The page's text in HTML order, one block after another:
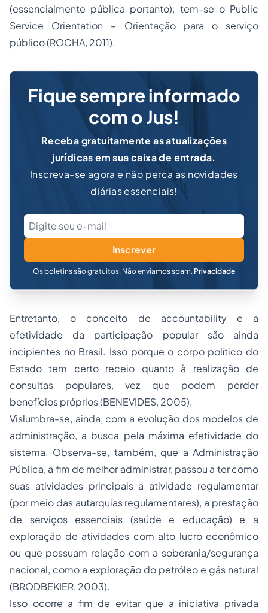
(essencialmente pública portanto), tem-se o Public
Service Orientation – Orientação para o serviço
público(ROCHA, 2011).
Fique sempre informado
com o Jus!
Receba gratuitamente as atualizações
jurídicas em sua caixa de entrada.
Inscreva-se agora e não perca as novidades
diárias essenciais!
Inscrever
Os boletins são gratuitos. Não enviamos spam. Privacidade
Entretanto, o conceito de accountability e a
efetividade da participação popular são ainda
incipientes no Brasil. Isso porque o corpo político do
Estado tem certo receio quanto à realização de
consultas populares, vez que podem perder
benefícios próprios (BENEVIDES, 2005).
Vislumbra-se, ainda, com a evolução dos modelos de
administração, a busca pela máxima efetividade do
sistema. Observa-se, também, que a Administração
Pública, a fim de melhor administrar, passou a ter como
suas atividades principais a atividade regulamentar
(por meio das autarquias regulamentares), a prestação
de serviços essenciais (saúde e educação) e a
exploração de atividades com alto lucro econômico
ou que possuam relação com a soberania/segurança
nacional, como a exploração do petróleo e gás natural
(BRODBEKIER, 2003).
Isso ocorre a fim de evitar que a iniciativa privada